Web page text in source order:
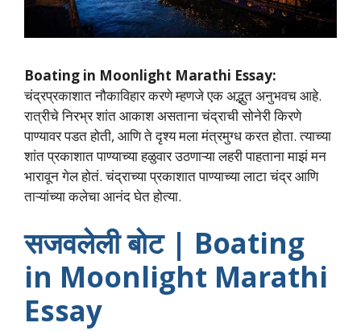
Boating in Moonlight Marathi Essay:
चंद्रप्रकाशात नौकाविहार करणे म्हणजे एक अद्भुत अनुभवच आहे.
रात्रीचे निरभ्र शांत आकाश असताना चंद्राची सोनेरी किरणे
पाण्यावर पडत होती, आणि ते दृश्य मला मंत्रमुग्ध करत होता. त्याच्या
शांत प्रकाशात पाण्याच्या हळुवार उठणाऱ्या लहरी पाहताना माझं मन
भारावून गेल होतं. चंद्राच्या प्रकाशात पाण्याच्या लाटा चंद्र आणि
ताऱ्यांच्या कलेचा आनंद घेत होत्या.
सजवलेली बोट | Boating
in Moonlight Marathi
Essay